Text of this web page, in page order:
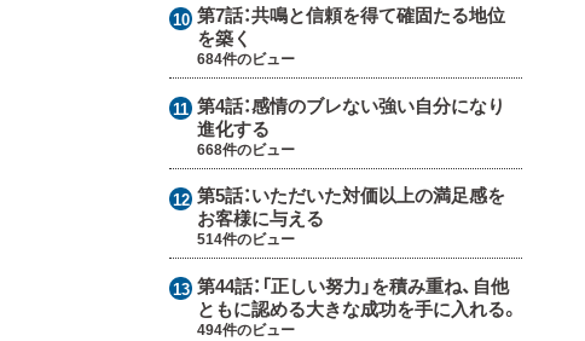
第7話：共鳴と信頼を得て確固たる地位
を築く
684件のビュー
第4話：感情のブレない強い自分になり
進化する
668件のビュー
第5話：いただいた対価以上の満足感を
お客様に与える
514件のビュー
第44話： 「正しい努力」を積み重ね、自他
ともに認める大きな成功を手に入れる。
494件のビュー